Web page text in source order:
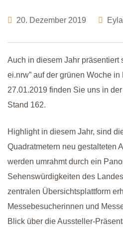
20. Dezember 2019
Auch in diesem Jahr präsentiert
ei.nrw” auf der grünen Woche
27.01.2019 finden Sie uns in
Stand 162.
Highlight in diesem Jahr, sind
Quadratmetern neu gestalteten
werden umrahmt durch ein
Sehenswürdigkeiten des
zentralen Übersichtsplattform
Messebesucherinnen und
Blick über die Aussteller-